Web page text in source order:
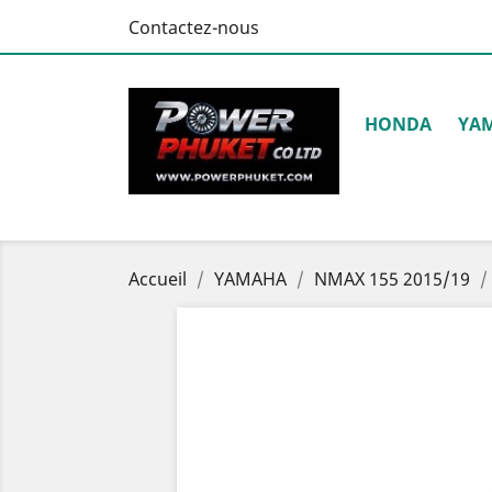
Contactez-nous
HONDA
Accueil YAMAHA NMAX 155 2015/19